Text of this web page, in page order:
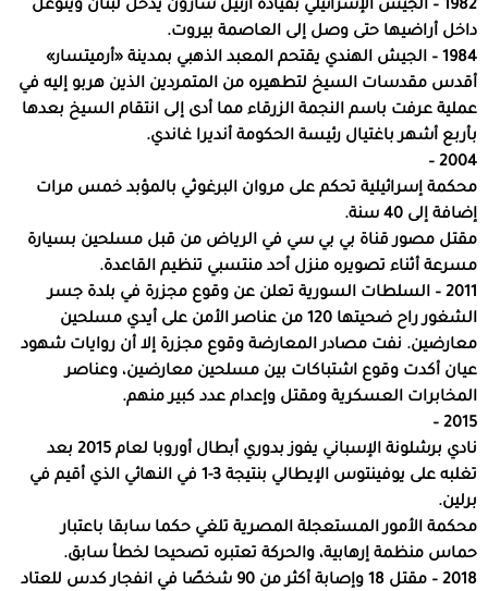
1982 – الجيش الإسرائيلي بقيادة أرئيل شارون يدخل لبنان ويتوغل
داخل أراضيها حتى وصل إلى العاصمة بيروت.
1984 – الجيش الهندي يقتحم المعبد الذهبي بمدينة «أرميتسار»
أقدس مقدسات السيخ لتطهيره من المتمردين الذين هربو إليه في
عملية عرفت باسم النجمة الزرقاء مما أدى إلى انتقام السيخ بعدها
بأربع أشهر باغتيال رئيسة الحكومة أنديرا غاندي.
2004 –
محكمة إسرائيلية تحكم على مروان البرغوثي بالمؤبد خمس مرات
إضافة إلى 40 سنة.
مقتل مصور قناة بي بي سي في الرياض من قبل مسلحين بسيارة
مسرعة أثناء تصويره منزل أحد منتسبي تنظيم القاعدة.
2011 – السلطات السورية تعلن عن وقوع مجزرة في بلدة جسر
الشغور راح ضحيتها 120 من عناصر الأمن على أيدي مسلحين
معارضين. نفت مصادر المعارضة وقوع مجزرة إلا أن روايات شهود
عيان أكدت وقوع اشتباكات بين مسلحين معارضين، وعناصر
المخابرات العسكرية ومقتل وإعدام عدد كبير منهم.
2015 –
نادي برشلونة الإسباني يفوز بدوري أبطال أوروبا لعام 2015 بعد
تغلبه على يوفينتوس الإيطالي بنتيجة 3-1 في النهائي الذي أقيم في
برلين.
محكمة الأمور المستعجلة المصرية تلغي حكما سابقا باعتبار
حماس منظمة إرهابية، والحركة تعتبره تصحيحا لخطأ سابق.
2018 – مقتل 18 وإصابة أكثر من 90 شخصًا في انفجار كدس للعتاد